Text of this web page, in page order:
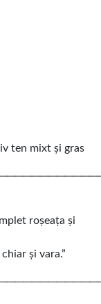
ten mixt și gras
roșeața și
și vara.”